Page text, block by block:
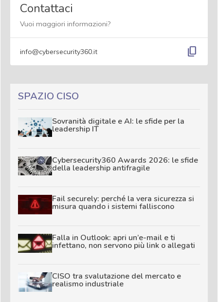
Contattaci
Vuoi maggiori informazioni?
info@cybersecurity360.it content_copy
SPAZIO CISO
Sovranità digitale e AI: le sfide per la
leadership IT
Cybersecurity360 Awards 2026: le sfide
della leadership antifragile
Fail securely: perché la vera sicurezza si
misura quando i sistemi falliscono
Falla in Outlook: apri un’e-mail e ti
infettano, non servono più link o allegati
CISO tra svalutazione del mercato e
realismo industriale